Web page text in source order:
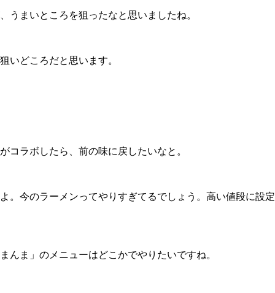
まいところを狙ったなと思いましたね。
いどころだと思います。
コラボしたら、前の味に戻したいなと。
。今のラーメンってやりすぎてるでしょう。高い値段に設定
ま」のメニューはどこかでやりたいですね。